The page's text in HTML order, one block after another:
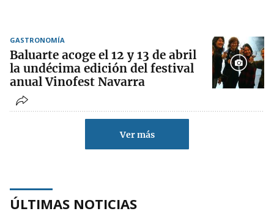
GASTRONOMÍA
Baluarte acoge el 12 y 13 de abril
la undécima edición del festival
anual Vinofest Navarra
Ver más
ÚLTIMAS NOTICIAS